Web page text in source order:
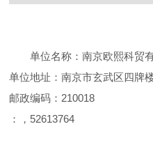
单位名称：南京欧熙科贸
单位地址：南京市玄武区四牌
邮政编码：210018
：，52613764